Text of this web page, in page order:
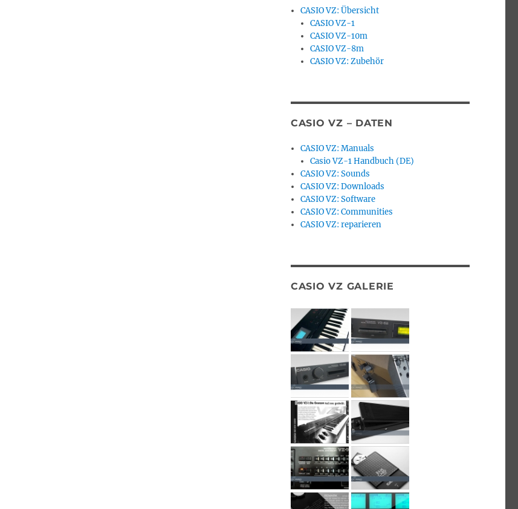
CASIO VZ: Übersicht
CASIO VZ-1
CASIO VZ-10m
CASIO VZ-8m
CASIO VZ: Zubehör
CASIO VZ – DATEN
CASIO VZ: Manuals
Casio VZ-1 Handbuch (DE)
CASIO VZ: Sounds
CASIO VZ: Downloads
CASIO VZ: Software
CASIO VZ: Communities
CASIO VZ: reparieren
CASIO VZ GALERIE